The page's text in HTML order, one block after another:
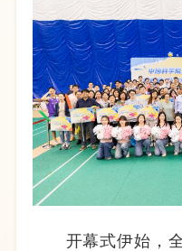
开幕式伊始，